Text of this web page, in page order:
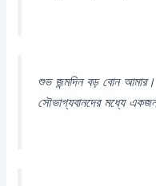
শুভ জন্মদিন বড় বোন
সৌভাগ্যবানদের মধ্যে